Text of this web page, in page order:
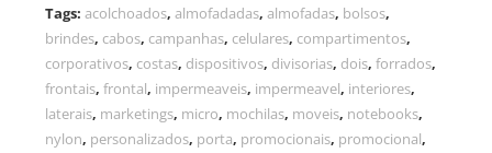
Tags:acolchoados,almofadadas,almofadas, bolsos,
brindes, cabos, campanhas, celulares, compartimentos,
corporativos, costas, dispositivos, divisorias, dois,forrados,
frontais,frontal, impermeaveis, impermeavel, interiores,
laterais, marketings, micro, mochilas, moveis, notebooks,
nylon, personalizados, porta, promocionais, promocional,